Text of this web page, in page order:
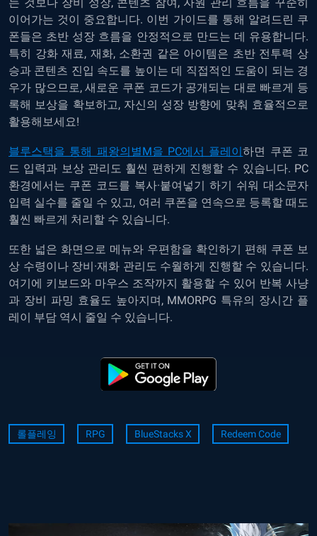
이어가는 것이 중요합니다. 이번 가이드를 통해 알려드린 쿠
폰들은 초반 성장 흐름을 안정적으로 만드는 데 유용합니다.
특히 강화 재료, 재화, 소환권 같은 아이템은 초반 전투력 상
승과 콘텐츠 진입 속도를 높이는 데 직접적인 도움이 되는 경
우가 많으므로, 새로운 쿠폰 코드가 공개되는 대로 빠르게 등
록해 보상을 확보하고, 자신의 성장 방향에 맞춰 효율적으로
활용해보세요!
블루스택을 통해 패왕의별M을 PC에서 플레이하면 쿠폰 코
드 입력과 보상 관리도 훨씬 편하게 진행할 수 있습니다. PC
환경에서는 쿠폰 코드를 복사·붙여넣기 하기 쉬워 대소문자
입력 실수를 줄일 수 있고, 여러 쿠폰을 연속으로 등록할 때도
훨씬 빠르게 처리할 수 있습니다.
또한 넓은 화면으로 메뉴와 우편함을 확인하기 편해 쿠폰 보
상 수령이나 장비·재화 관리도 수월하게 진행할 수 있습니다.
여기에 키보드와 마우스 조작까지 활용할 수 있어 반복 사냥
과 장비 파밍 효율도 높아지며, MMORPG 특유의 장시간 플
레이 부담 역시 줄일 수 있습니다.
롤플레잉 RPG BlueStacks X Redeem Code